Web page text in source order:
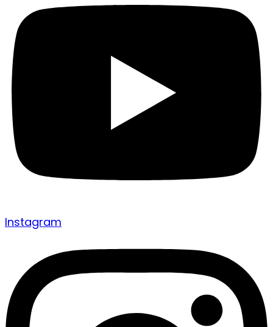
Instagram